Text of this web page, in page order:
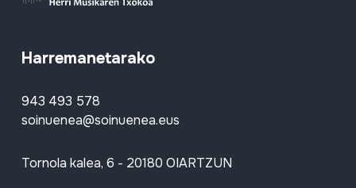
Harremanetarako
943 493 578
soinuenea@soinuenea.eus
Tornola kalea, 6 - 20180 OIARTZUN